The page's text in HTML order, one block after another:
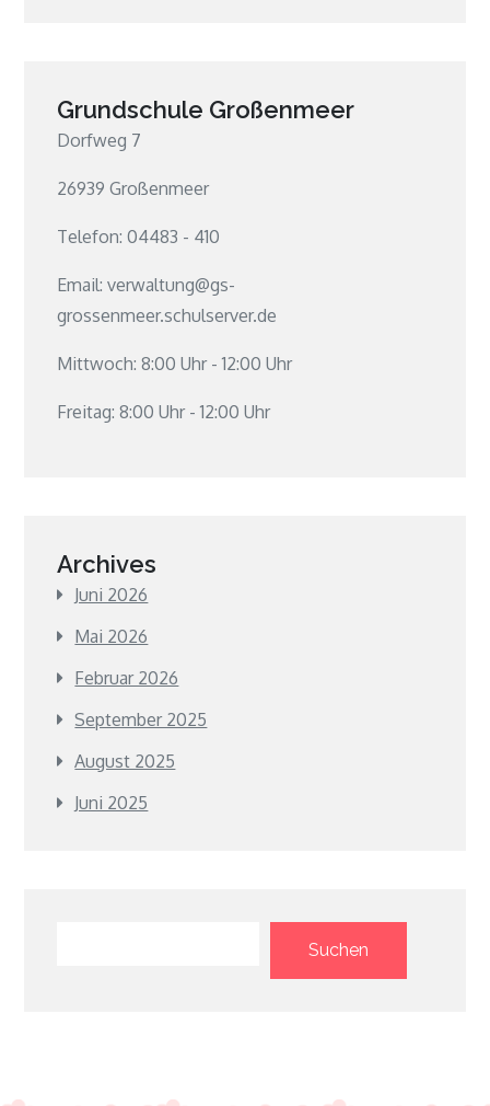
Grundschule Großenmeer
Dorfweg 7
26939 Großenmeer
Telefon: 04483 - 410
Email: verwaltung@gs-
grossenmeer.schulserver.de
Mittwoch: 8:00 Uhr - 12:00 Uhr
Freitag: 8:00 Uhr - 12:00 Uhr
Archives
Juni 2026
Mai 2026
Februar 2026
September 2025
August 2025
Juni 2025
Suchen